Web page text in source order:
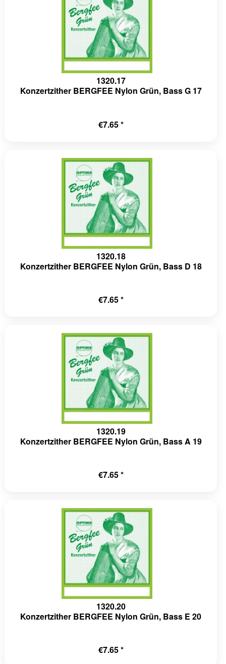
1320.17
Konzertzither BERGFEE Nylon Grün, Bass G 17
€7.65 *
1320.18
Konzertzither BERGFEE Nylon Grün, Bass D 18
€7.65 *
1320.19
Konzertzither BERGFEE Nylon Grün, Bass A 19
€7.65 *
1320.20
Konzertzither BERGFEE Nylon Grün, Bass E 20
€7.65 *